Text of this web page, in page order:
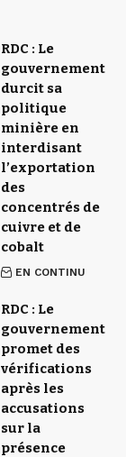
RDC : Le
gouvernement
durcit sa
politique
minière en
interdisant
l’exportation
des
concentrés de
cuivre et de
cobalt
EN CONTINU
RDC : Le
gouvernement
promet des
vérifications
après les
accusations
sur la
présence